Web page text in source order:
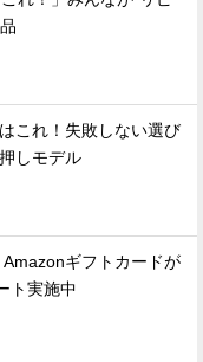
これ！失敗しない選び
しモデル
Amazonギフトカードが
ト実施中